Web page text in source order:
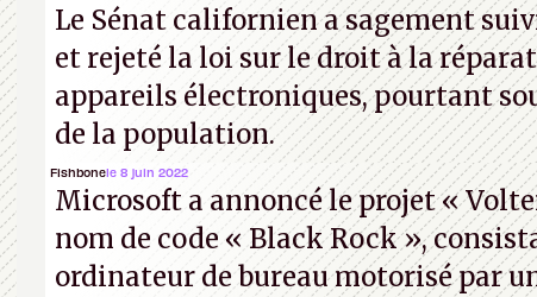
Le Sénat californien a sagement
et rejeté la loi sur le droit à la
appareils électroniques, pourtant
de la population.
Fishbonele 8 juin 2022
Microsoft a annoncé le projet «
nom de code « Black Rock »,
ordinateur de bureau motorisé par